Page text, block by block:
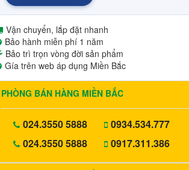
Vận chuyển, lắp đặt nhanh
Bảo hành miễn phí 1 năm
Bảo trì trọn vòng đời sản phẩm
Gía trên web áp dụng Miền Bắc
PHÒNG BÁN HÀNG MIỀN BẮC
024.3550 5888
024.3550 5888
0934.534.777
0917.311.386